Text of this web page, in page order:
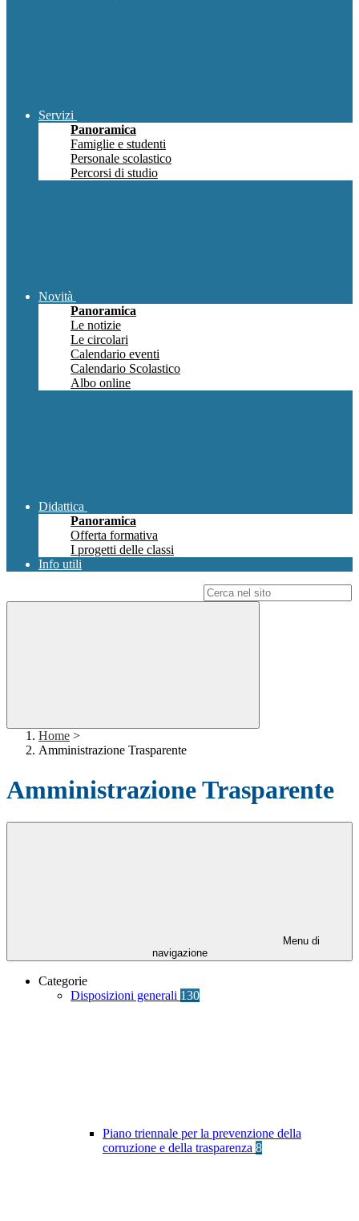
Servizi
Panoramica
Famiglie e studenti
Personale scolastico
Percorsi di studio
Novità
Panoramica
Le notizie
Le circolari
Calendario eventi
Calendario Scolastico
Albo online
Didattica
Panoramica
Offerta formativa
I progetti delle classi
Info utili
Home >
Amministrazione Trasparente
Amministrazione Trasparente
Menu di
navigazione
Categorie
Disposizioni generali 130
Piano triennale per la prevenzione della
corruzione e della trasparenza 8